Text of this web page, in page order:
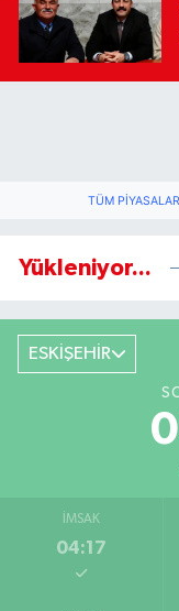
TÜM
Yükleniyor...
ESKİŞEHİR
İMSAK
04:17